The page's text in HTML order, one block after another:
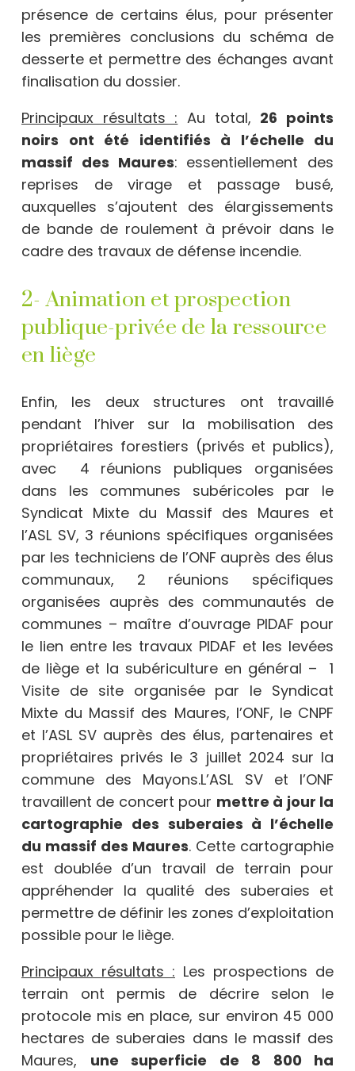
présence de certains élus, pour présenter
les premières conclusions du schéma de
desserte et permettre des échanges avant
finalisation du dossier.
Principaux résultats : Au total, 26 points
noirs ont été identifiés à l’échelle du
massif des Maures: essentiellement des
reprises de virage et passage busé,
auxquelles s’ajoutent des élargissements
de bande de roulement à prévoir dans le
cadre des travaux de défense incendie.
2- Animation et prospection
publique-privée de la ressource
en liège
Enfin, les deux structures ont travaillé
pendant l’hiver sur la mobilisation des
propriétaires forestiers (privés et publics),
avec 4 réunions publiques organisées
dans les communes subéricoles par le
Syndicat Mixte du Massif des Maures et
l’ASL SV, 3 réunions spécifiques organisées
par les techniciens de l’ONF auprès des élus
communaux, 2 réunions spécifiques
organisées auprès des communautés de
communes – maître d’ouvrage PIDAF pour
le lien entre les travaux PIDAF et les levées
de liège et la subériculture en général – 1
Visite de site organisée par le Syndicat
Mixte du Massif des Maures, l’ONF, le CNPF
et l’ASL SV auprès des élus, partenaires et
propriétaires privés le 3 juillet 2024 sur la
commune des Mayons.L’ASL SV et l’ONF
travaillent de concert pour mettre à jour la
cartographie des suberaies à l’échelle
du massif des Maures. Cette cartographie
est doublée d’un travail de terrain pour
appréhender la qualité des suberaies et
permettre de définir les zones d’exploitation
possible pour le liège.
Principaux résultats : Les prospections de
terrain ont permis de décrire selon le
protocole mis en place, sur environ 45 000
hectares de suberaies dans le massif des
Maures, une superficie de 8 800 ha